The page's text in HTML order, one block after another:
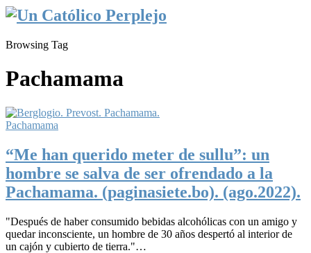
Browsing Tag
Pachamama
Pachamama
“Me han querido meter de sullu”: un
hombre se salva de ser ofrendado a la
Pachamama. (paginasiete.bo). (ago.2022).
"Después de haber consumido bebidas alcohólicas con un amigo y
quedar inconsciente, un hombre de 30 años despertó al interior de
un cajón y cubierto de tierra."…